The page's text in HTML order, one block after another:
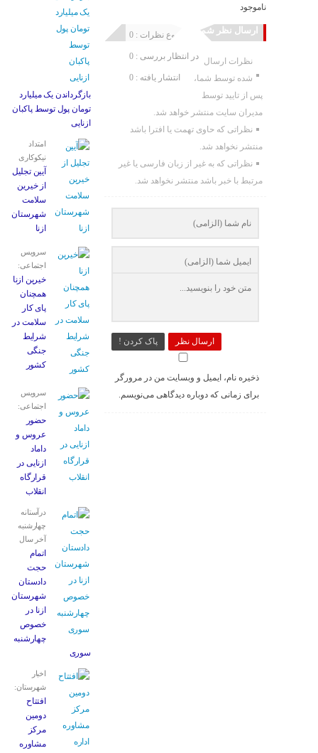
ناموجود
ارسال نظر شما مجموع نظرات : 0
در انتظار بررسی : 0
انتشار یافته : 0
نظرات ارسال
شده توسط شما،
پس از تایید توسط
مدیران سایت منتشر خواهد شد.
نظراتی که حاوی تهمت یا افترا باشد
منتشر نخواهد شد.
نظراتی که به غیر از زبان فارسی یا غیر
مرتبط با خبر باشد منتشر نخواهد شد.
ارسال نظر پاک کردن !
ذخیره نام، ایمیل و وبسایت من در مرورگر
برای زمانی که دوباره دیدگاهی می‌نویسم.
بازگرداندن یک میلیارد
تومان پول توسط پاکبان
ازنایی
امتداد
نیکوکاری
آیین تجلیل
از خیرین
سلامت
شهرستان
ازنا
سرویس
اجتماعی:
خیرین ازنا
همچنان
پای کار
سلامت در
شرایط
جنگی
کشور
سرویس
اجتماعی:
حضور
عروس و
داماد
ازنایی در
قرارگاه
انقلاب
درآستانه
چهارشنبه
آخر سال
اتمام
حجت
دادستان
شهرستان
ازنا در
خصوص
چهارشنبه
‌سوری
اخبار
شهرستان:
افتتاح
دومین
مرکز
مشاوره